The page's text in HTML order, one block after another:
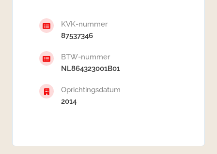
KVK-nummer
87537346
BTW-nummer
NL864323001B01
Oprichtingsdatum
2014